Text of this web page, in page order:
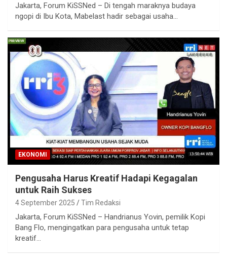
Jakarta, Forum KiSSNed – Di tengah maraknya budaya
ngopi di Ibu Kota, Mabelast hadir sebagai usaha…
EKONOMI
Pengusaha Harus Kreatif Hadapi Kegagalan
untuk Raih Sukses
4 September 2025 Tim Redaksi
Jakarta, Forum KiSSNed – Handrianus Yovin, pemilik Kopi
Bang Flo, mengingatkan para pengusaha untuk tetap
kreatif…